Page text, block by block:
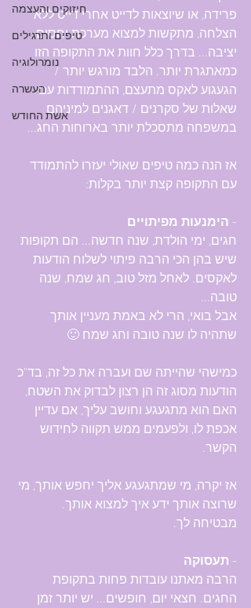
חיזוקים והעצמה
טיפים ותרגילים
נומרולוגיה
העשרה
אשת החודש
פרידה, או שיוצאות לדייט אחרי דייט ללא
הצלחה, מתקשות למצוא מערכת יחסים
יציבה... בדרך כלל חוות את התקופה הזו
כמאתגרת יותר. הלבד מורגש יותר /
הגעגוע לאקס מתעצם, ההתמודדות עם
שאלות של סקרנים / דאגנים למיניהם
במשפחה מתסכלת יותר בארוחות החג...
אז הנה כמה טיפים שאולי יעזרו להתמודד
עם התקופה קצת יותר בקלות:
- הימנעות מפיתויים
חגים, ימי הולדת, שנה חדשה... הם תקופות
שיש בהן הכי הרבה פיתוי לשלוח הודעות
לאקסים. לאחל מזל טוב, חג שמח, שנה
טובה...
אבל בואי, הרי לא באמת מעניין אותך
שתהיה לו שנה טובה וחג שמח 🙂
כמישהי שהייתה שם ועברה את כל זה, בד"כ
הודעות מסוג זה הן רצון לבדוק את השטח,
האם הוא מתגעגע וחושב עליך, אם עדיין
אכפת לו, ולפעמים ממש תקווה לחידוש
הקשר.
אז יקרה, מי שמתגעגע אליך יחפש אותך, מי
שרוצה אותך ידע איך למצוא אותך.
מבטיחה לך.
- תעסוקה
הרבה מאתנו עובדות פחות בתקופת
החגים. חצאי יום, חופשים... יש יותר זמן